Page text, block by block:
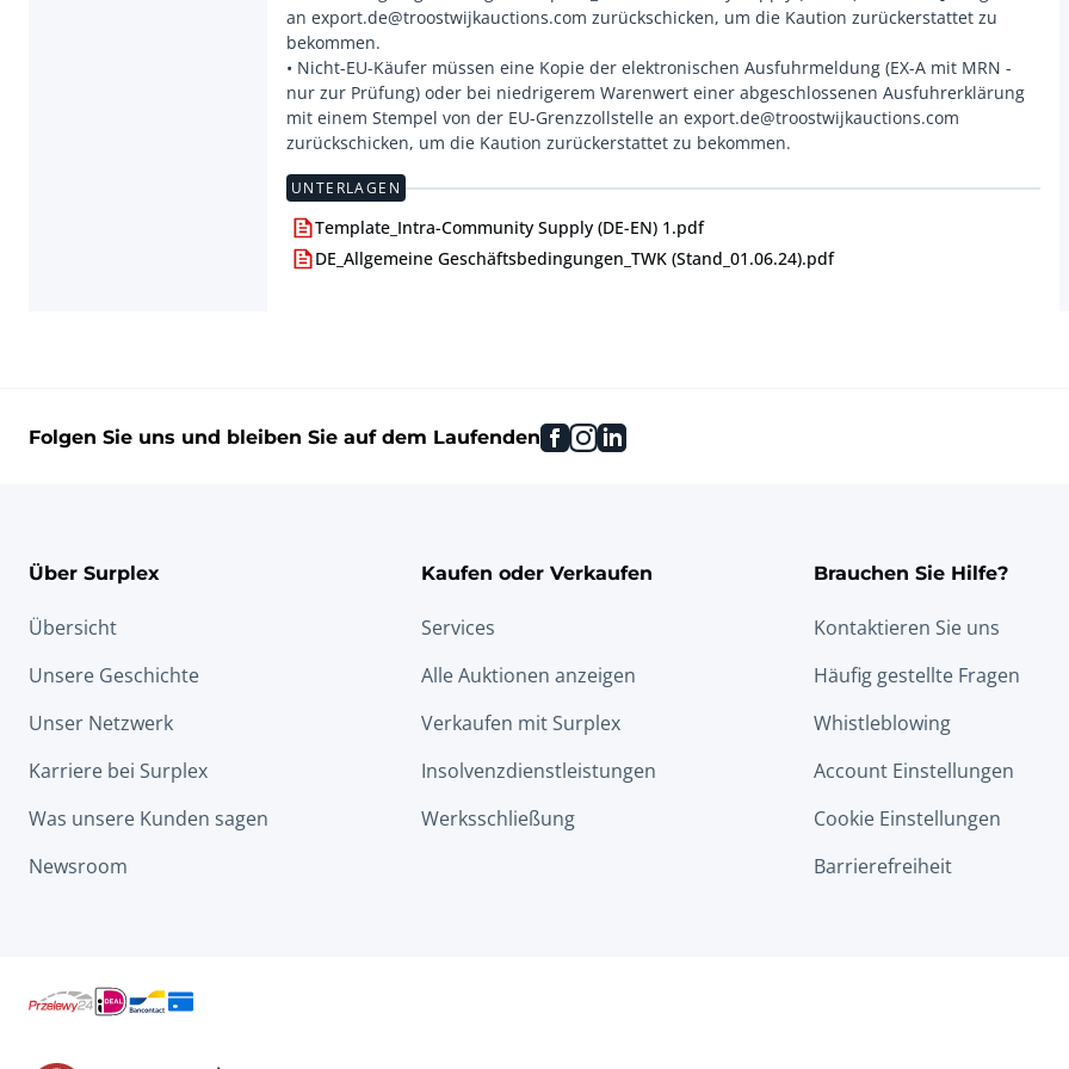
an export.de@troostwijkauctions.com zurückschicken, um die Kaution zurückerstattet zu
bekommen.
• Nicht-EU-Käufer müssen eine Kopie der elektronischen Ausfuhrmeldung (EX-A mit MRN -
nur zur Prüfung) oder bei niedrigerem Warenwert einer abgeschlossenen Ausfuhrerklärung
mit einem Stempel von der EU-Grenzzollstelle an export.de@troostwijkauctions.com
UNTERLAGEN
Template_Intra-Community Supply (DE-EN) 1.pdf
DE_Allgemeine Geschäftsbedingungen_TWK (Stand_01.06.24).pdf
Folgen Sie uns und bleiben Sie auf dem Laufenden facebook
instagram
linkedin
Über Surplex
Übersicht
Unsere Geschichte
Unser Netzwerk
Karriere bei Surplex
Was unsere Kunden sagen
Newsroom
Kaufen oder Verkaufen
Services
Alle Auktionen anzeigen
Verkaufen mit Surplex
Insolvenzdienstleistungen
Werksschließung
Brauchen Sie Hilfe?
Kontaktieren Sie uns
Häufig gestellte Fragen
Whistleblowing
Account Einstellungen
Cookie Einstellungen
Barrierefreiheit